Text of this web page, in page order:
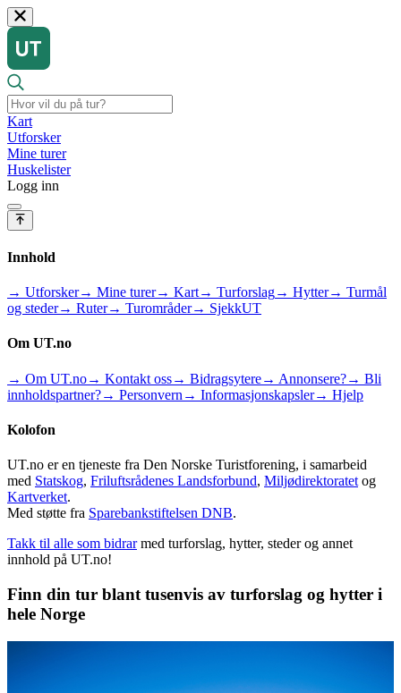
Kart
Utforsker
Mine turer
Huskelister
Logg inn
Innhold
→ Utforsker→ Mine turer→ Kart→ Turforslag→ Hytter→ Turmål
og steder→ Ruter→ Turområder→ SjekkUT
Om UT.no
→ Om UT.no→ Kontakt oss→ Bidragsytere→ Annonsere?→ Bli
innholdspartner?→ Personvern → Informasjonskapsler→ Hjelp
Kolofon
UT.no er en tjeneste fra Den Norske Turistforening, i samarbeid
med Statskog, Friluftsrådenes Landsforbund, Miljødirektoratet og
Kartverket.
Med støtte fra Sparebankstiftelsen DNB.
Takk til alle som bidrar med turforslag, hytter, steder og annet
innhold på UT.no!
Finn din tur blant tusenvis av turforslag og hytter i
hele Norge